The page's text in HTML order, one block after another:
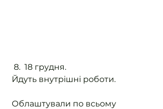
8.  18 грудня.
Йдуть внутрішні роботи.
Облаштували по всьому